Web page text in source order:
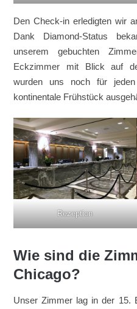
Den Check-in erledigten wir
Dank Diamond-Status
unserem gebuchten
Eckzimmer mit Blick auf
wurden uns noch für
kontinentale Frühstück
Rezeption
Wie sind die
Chicago?
Unser Zimmer lag in der 15.